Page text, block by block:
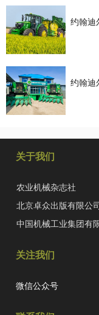
约翰迪
约翰迪
关于我们
农业机械杂志社
北京卓众出版有限公司
中国机械工业集团有
关注我们
微信公众号